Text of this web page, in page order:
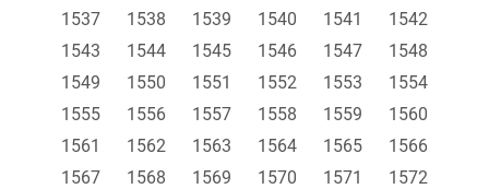
1537
1538 1539 1540 1541
1542
1543
1544 1545 1546 1547
1548
1549
1550 1551 1552 1553
1554
1555
1556 1557 1558 1559
1560
1561
1562 1563 1564 1565
1566
1567
1568 1569 1570 1571
1572